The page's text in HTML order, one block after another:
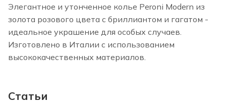
Элегантное и утонченное колье Peroni Modern из
золота розового цвета с бриллиантом и гагатом -
идеальное украшение для особых случаев.
Изготовлено в Италии с использованием
высококачественных материалов.
Статьи